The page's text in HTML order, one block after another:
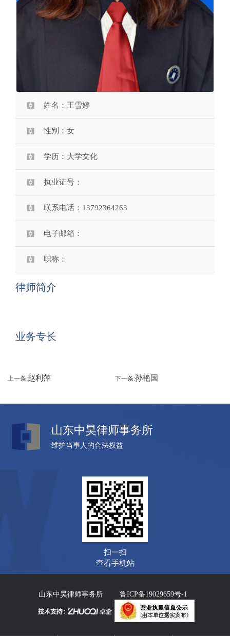
姓名：王雪婷
性别：女
学历：大学文化
执业证号：
联系电话：13792364263
电子邮箱：
职称：
律师简介
业务专长
上一条:赵利萍 下一条:孙艳国
山东中昊律师事务所
维护当事人的合法权益
扫一扫
查看手机站
山东中昊律师事务所 鲁ICP备19029659号-1